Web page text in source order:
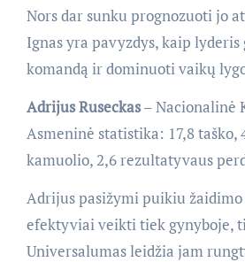
Nors dar sunku prognozuoti jo
Ignas yra pavyzdys, kaip
komandą ir dominuoti vaikų
Adrijus Ruseckas– Nacionalinė
Asmeninė statistika: 17,8 taško,
kamuolio, 2,6 rezultatyvaus
Adrijus pasižymi puikiu žaidimo
efektyviai veikti tiek gynyboje,
Universalumas leidžia jam